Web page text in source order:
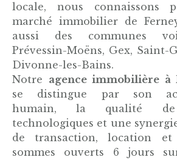
locale, nous connaissons
marché immobilier de
aussi des communes
Prévessin-Moëns, Gex, Saint-
Divonne-les-Bains.
Notre agence immobilière à
se distingue par son
humain, la qualité
technologiques et une
de transaction, location et
sommes ouverts 6 jours